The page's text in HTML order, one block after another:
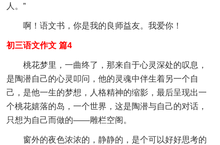
人。”
啊！语文书，你是我的良师益友。我爱你！
初三语文作文 篇4
桃花梦里，一曲终了，那来自于心灵深处的叹息，
是陶潜自己的心灵叩问，他的灵魂中伴生着另一个自
己，是他一生的梦想，人格精神的缩影，最后呈现出一
个桃花嬉落的岛，一个世界，这是陶潜与自己的对话，
只想为自己而做的——雕栏空阁。
窗外的夜色浓浓的，静静的，是个可以好好思考的